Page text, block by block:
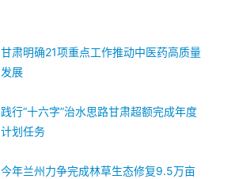
甘肃明确21项重点工作推动中医药高质量
发展
践行“十六字”治水思路甘肃超额完成年度
计划任务
今年兰州力争完成林草生态修复9.5万亩